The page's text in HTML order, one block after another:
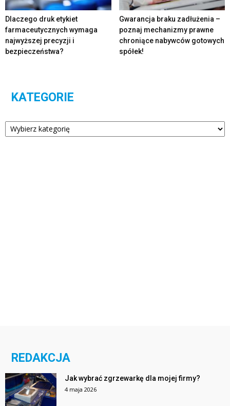
Dlaczego druk etykiet
farmaceutycznych wymaga
najwyższej precyzji i
bezpieczeństwa?
Gwarancja braku zadłużenia –
poznaj mechanizmy prawne
chroniące nabywców gotowych
spółek!
KATEGORIE
Kategorie
REDAKCJA
Jak wybrać zgrzewarkę dla mojej firmy?
4 maja 2026